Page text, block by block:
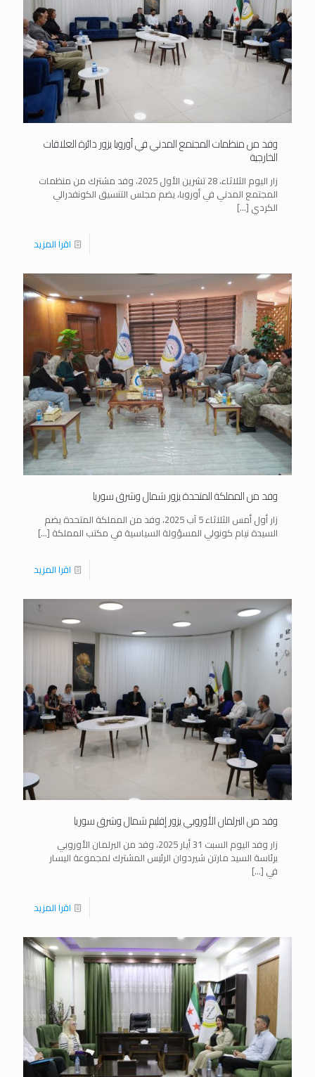
وفد من منظمات المجتمع المدني في أوروبا يزور دائرة العلاقات
الخارجية
زار اليوم الثلاثاء، 28 تشرين الأول 2025، وفد مشترك من منظمات
المجتمع المدني في أوروبا، يضم مجلس التنسيق الكونفدرالي
الكردي […]
اقرا المزيد
وفد من المملكة المتحدة يزور شمال وشرق سوريا
زار أول أمس الثلاثاء 5 آب 2025، وفد من المملكة المتحدة يضم
السيدة نيام كونولي المسؤولة السياسية في مكتب المملكة […]
اقرا المزيد
وفد من البرلمان الأوروبي يزور إقليم شمال وشرق سوريا
زار وفد اليوم السبت 31 أيار 2025، وفد من البرلمان الأوروبي
برئاسة السيد مارتن شيردوان الرئيس المشترك لمجموعة اليسار
في […]
اقرا المزيد